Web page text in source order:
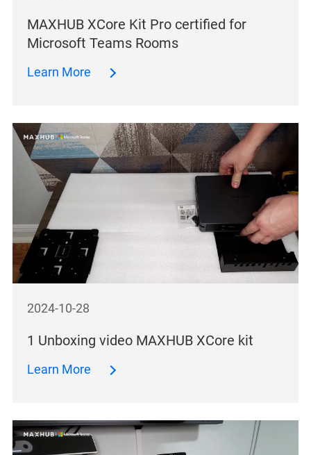
MAXHUB XCore Kit Pro certified for
Microsoft Teams Rooms
Learn More
2024-10-28
1 Unboxing video MAXHUB XCore kit
Learn More